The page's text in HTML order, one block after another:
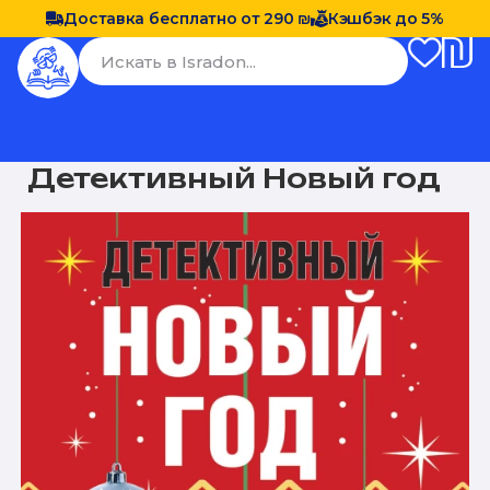
Доставка бесплатно от 290 ₪ Кэшбэк до 5%
Детективный Новый год